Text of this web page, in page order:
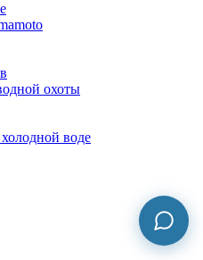
охоты
воде